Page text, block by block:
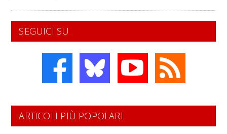
SEGUICI SU
ARTICOLI PIÙ POPOLARI